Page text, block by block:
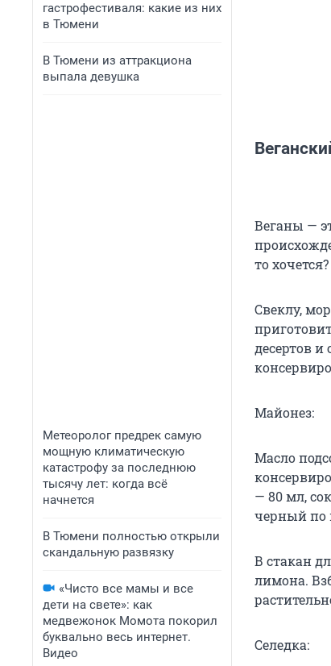
гастрофестиваля: какие из них
в Тюмени
В Тюмени из аттракциона
выпала девушка
Метеоролог предрек самую
мощную климатическую
катастрофу за последнюю
тысячу лет: когда всё
начнется
В Тюмени полностью открыли
скандальную развязку
«Чисто все мамы и все
дети на свете»: как
медвежонок Момота покорил
буквально весь интернет.
Видео
Веганы —
то хочется?
Свеклу,
десертов
Майонез:
Масло
— 80 мл,
черный по
В стакан
лимона.
Селедка: